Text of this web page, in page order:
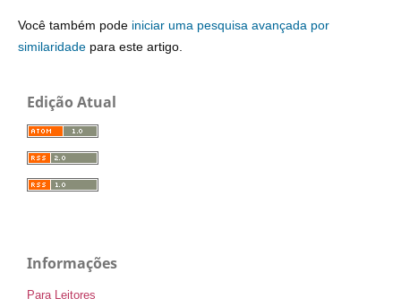
Você também pode iniciar uma pesquisa avançada por
similaridadepara este artigo.
Edição Atual
Informações
Para Leitores